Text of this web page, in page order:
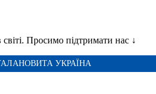
Просимо підтримати нас ↓
УКРАЇНА